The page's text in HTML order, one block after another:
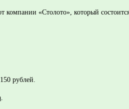
компании «Столото», который
рублей.
.